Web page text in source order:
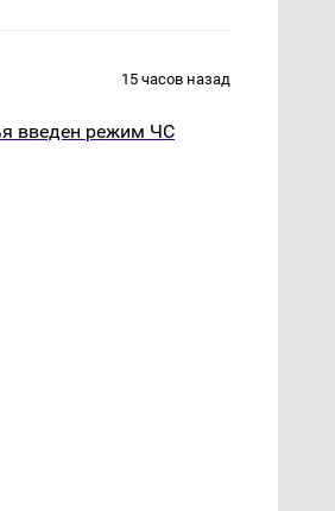
15 часов назад
введен режим ЧС